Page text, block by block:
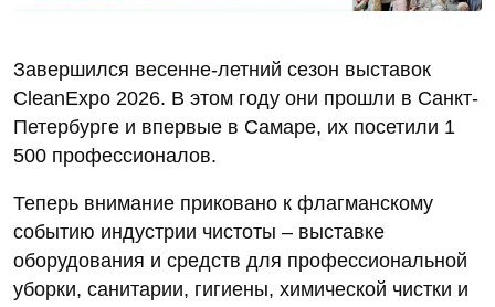
Завершился весенне-летний сезон выставок
CleanExpo 2026. В этом году они прошли в Санкт-
Петербурге и впервые в Самаре, их посетили 1
500 профессионалов.
Теперь внимание приковано к флагманскому
событию индустрии чистоты – выставке
оборудования и средств для профессиональной
уборки, санитарии, гигиены, химической чистки и